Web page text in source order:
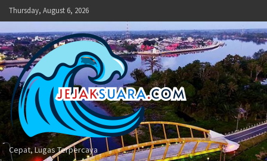
Skip
to
content
Thursday, August 6, 2026
Cepat, Lugas Terpercaya